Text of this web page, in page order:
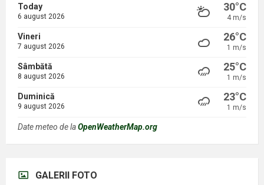
Today
6 august 2026
30°C
4 m/s
Vineri
7 august 2026
26°C
1 m/s
Sâmbătă
8 august 2026
25°C
1 m/s
Duminică
9 august 2026
23°C
1 m/s
Date meteo de laOpenWeatherMap.org
GALERII FOTO